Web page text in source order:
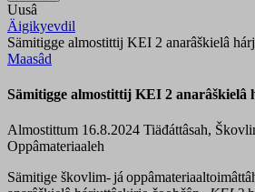
Uusâ
Äigikyevdil
Sämitigge almostittij KEI 2 anarâškielâ
Maasâd
Sämitigge almostittij KEI 2 anarâškielâ
Almostittum 16.8.2024 Tiäđáttâsah,
Oppâmateriaaleh
Sämitige škovlim- já